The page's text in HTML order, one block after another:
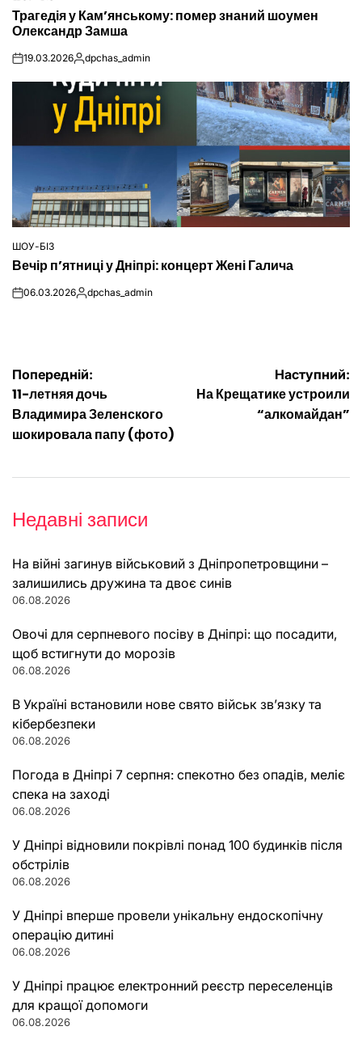
Трагедія у Кам’янському: помер знаний шоумен
Олександр Замша
on19.03.2026Опубліковано
dpchas_admin
ОПУБЛІКУВАТИ
У
ШОУ-БІЗ
Вечір п’ятниці у Дніпрі: концерт Жені Галича
on06.03.2026Опубліковано
dpchas_admin
Навігація
записів
Попередній:
11-летняя дочь
Владимира Зеленского
шокировала папу (фото)
Наступний:
На Крещатике устроили
“алкомайдан”
Недавні записи
На війні загинув військовий з Дніпропетровщини –
залишились дружина та двоє синів
06.08.2026
Овочі для серпневого посіву в Дніпрі: що посадити,
щоб встигнути до морозів
06.08.2026
В Україні встановили нове свято військ зв’язку та
кібербезпеки
06.08.2026
Погода в Дніпрі 7 серпня: спекотно без опадів, меліє
спека на заході
06.08.2026
У Дніпрі відновили покрівлі понад 100 будинків після
обстрілів
06.08.2026
У Дніпрі вперше провели унікальну ендоскопічну
операцію дитині
06.08.2026
У Дніпрі працює електронний реєстр переселенців
для кращої допомоги
06.08.2026